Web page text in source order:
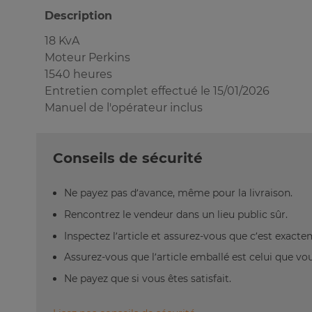
Description
18 KvA
Moteur Perkins
1540 heures
Entretien complet effectué le 15/01/2026
Manuel de l'opérateur inclus
Conseils de sécurité
Ne payez pas d’avance, même pour la livraison.
Rencontrez le vendeur dans un lieu public sûr.
Inspectez l’article et assurez-vous que c’est
Assurez-vous que l’article emballé est celui que
Ne payez que si vous êtes satisfait.